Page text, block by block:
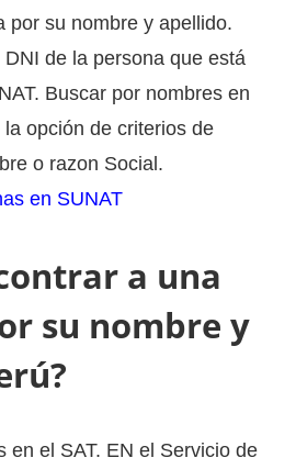
por su nombre y apellido.
de la persona que está
Buscar por nombres en
la opción de criterios de
o razon Social.
en SUNAT
a una
su nombre y
en el SAT. EN el Servicio de